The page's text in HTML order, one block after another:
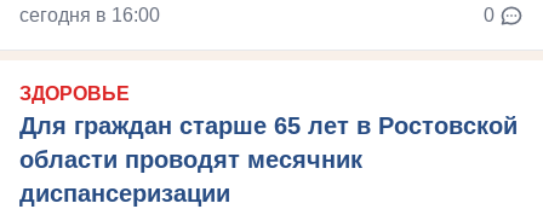
сегодня в 16:00 0
ЗДОРОВЬЕ
Для граждан старше 65 лет в Ростовской
области проводят месячник
диспансеризации